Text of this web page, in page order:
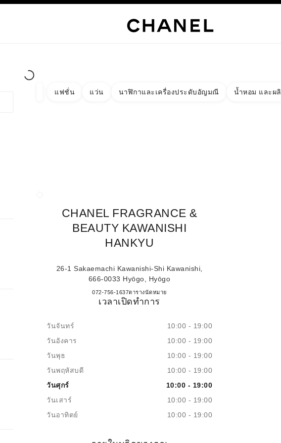
CHANEL FRAGRANCE &
BEAUTY KAWANISHI
HANKYU
26-1 Sakaemachi Kawanishi-Shi Kawanishi,
666-0033 Hyōgo, Hyōgo
โทร
072-756-1637ตารางนัดหมายCHANEL FRAGRANCE & BEAUTY
เวลาเปิดทำการ
วันจันทร์
10:00 - 19:00
วันอังคาร
10:00 - 19:00
วันพุธ
10:00 - 19:00
วันพฤหัสบดี
10:00 - 19:00
วันศุกร์
10:00 - 19:00
วันเสาร์
10:00 - 19:00
วันอาทิตย์
10:00 - 19:00
ตัวกรอง
ตัวกรองผลลัพธ์โดย:
แฟชั่น แว่น นาฬิกาและเครื่องประดับอัญมณี น้ำหอม และผ